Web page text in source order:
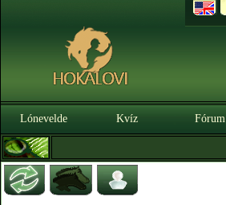
Lónevelde Kvíz Fórum